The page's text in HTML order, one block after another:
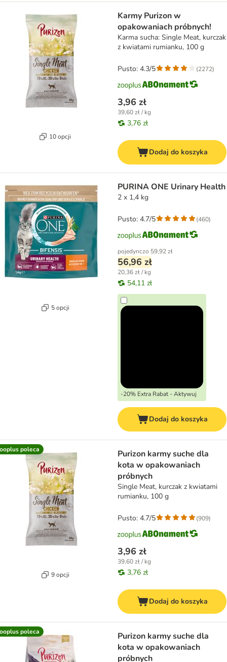
10 opcji
Karmy Purizon w
opakowaniach próbnych!
Karma sucha: Single Meat, kurczak
z kwiatami rumianku, 100 g
3,96 zł
39,60 zł / kg
3,76 zł
Pusto: 4.3/5 (2272)
Dodaj do koszyka
5 opcji
PURINA ONE Urinary Health
2 x 1,4 kg
pojedynczo 59,92 zł
56,96 zł
20,36 zł / kg
54,11 zł
-20% Extra Rabat - Aktywuj
Pusto: 4.7/5 (460)
Dodaj do koszyka
poleca
9 opcji
Purizon karmy suche dla
kota w opakowaniach
próbnych
Single Meat, kurczak z kwiatami
rumianku, 100 g
3,96 zł
39,60 zł / kg
3,76 zł
Pusto: 4.7/5 (909)
Dodaj do koszyka
poleca
Purizon karmy suche dla
kota w opakowaniach
próbnych